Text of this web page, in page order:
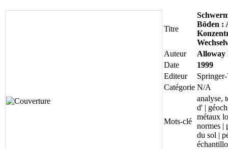
Titre
Böden :
Auteur
Alloway
Date
1999
Editeur
Catégorie N/A
Mots-clé
analyse,
d' |
métaux
normes |
du sol |